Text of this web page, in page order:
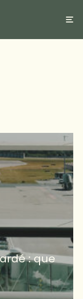
: que